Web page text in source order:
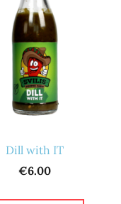
Dill with IT
€6.00